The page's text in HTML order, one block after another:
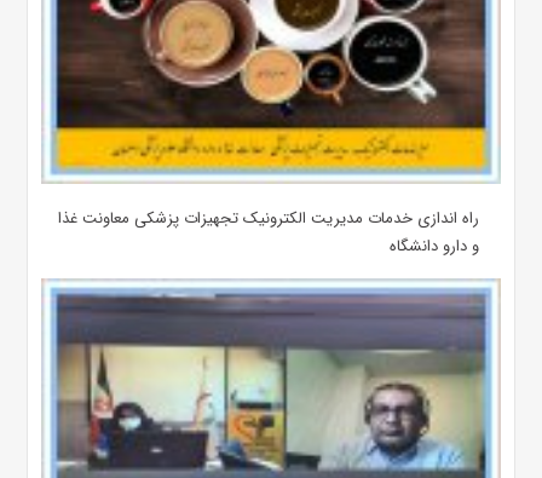
راه اندازی خدمات مدیریت الکترونیک تجهیزات پزشکی معاونت غذا
و دارو دانشگاه